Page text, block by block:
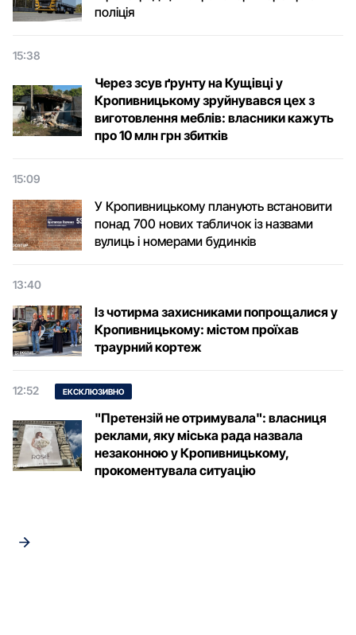
поліція
15:38
Через зсув ґрунту на Кущівці у
Кропивницькому зруйнувався цех з
виготовлення меблів: власники кажуть
про 10 млн грн збитків
15:09
У Кропивницькому планують встановити
понад 700 нових табличок із назвами
вулиць і номерами будинків
13:40
Із чотирма захисниками попрощалися у
Кропивницькому: містом проїхав
траурний кортеж
12:52 ЕКСКЛЮЗИВНО
"Претензій не отримувала": власниця
реклами, яку міська рада назвала
незаконною у Кропивницькому,
прокоментувала ситуацію